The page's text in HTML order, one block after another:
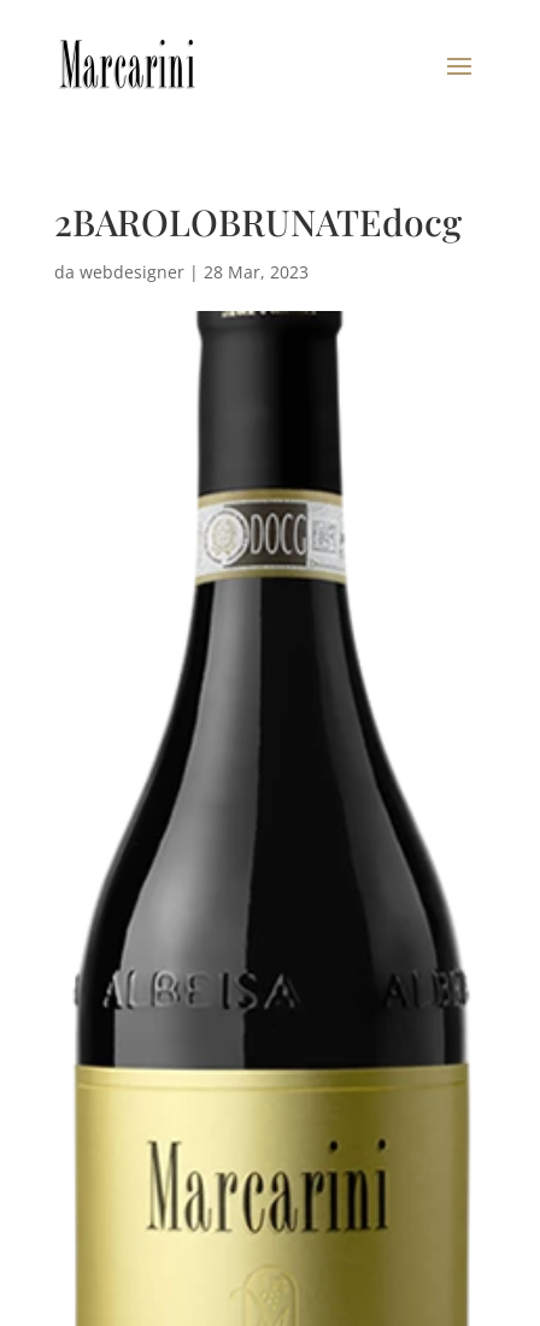
2BAROLOBRUNATEdocg
da webdesigner| 28 Mar, 2023